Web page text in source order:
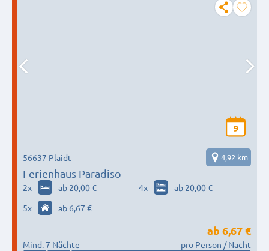
9
Ferienhaus Paradiso
56637 Plaidt 4,92 km
2x ab 20,00 € 4x
ab 20,00 €
5x ab 6,67 €
Mind. 7 Nächte
ab 6,67 €
pro Person / Nacht